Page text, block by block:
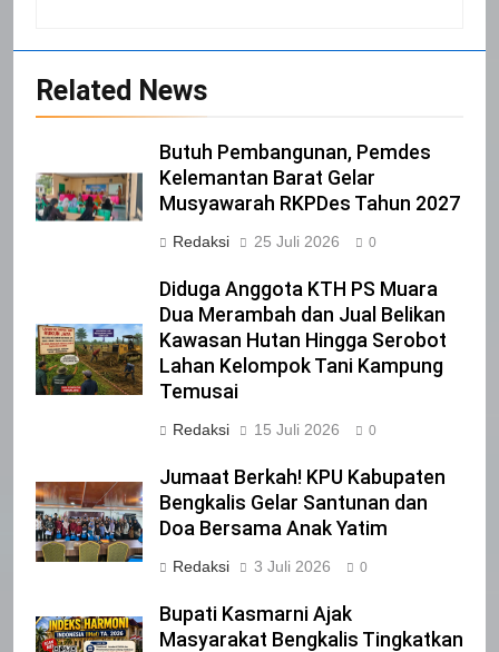
Related News
Butuh Pembangunan, Pemdes
Kelemantan Barat Gelar
Musyawarah RKPDes Tahun 2027
Redaksi 25 Juli 2026 0
Diduga Anggota KTH PS Muara
Dua Merambah dan Jual Belikan
Kawasan Hutan Hingga Serobot
Lahan Kelompok Tani Kampung
Temusai
Redaksi 15 Juli 2026 0
Jumaat Berkah! KPU Kabupaten
Bengkalis Gelar Santunan dan
Doa Bersama Anak Yatim
Redaksi 3 Juli 2026 0
Bupati Kasmarni Ajak
Masyarakat Bengkalis Tingkatkan
IKLAN
Iklan Pemerintah Kabupaten Siak
IKLAN
NORMAN SILITONGA CALEG DPRD
PROVINSI DKI JAKARTA
IKLAN
NURGARAHA HARPAL NOVTEN, SH
CALON ANGGOTA DPRD PROVINSI
Pimpinan Beserta Anggota DPRD